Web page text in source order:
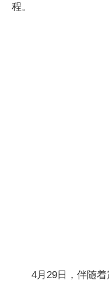
程。
4月29日，伴随